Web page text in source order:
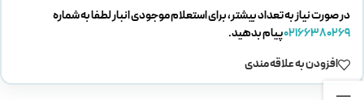
در صورت نیاز به تعداد بیشتر، برای استعلام موجودی انبار لطفا به شماره
02166380269پیام بدهید.
افزودن به علاقه مندی